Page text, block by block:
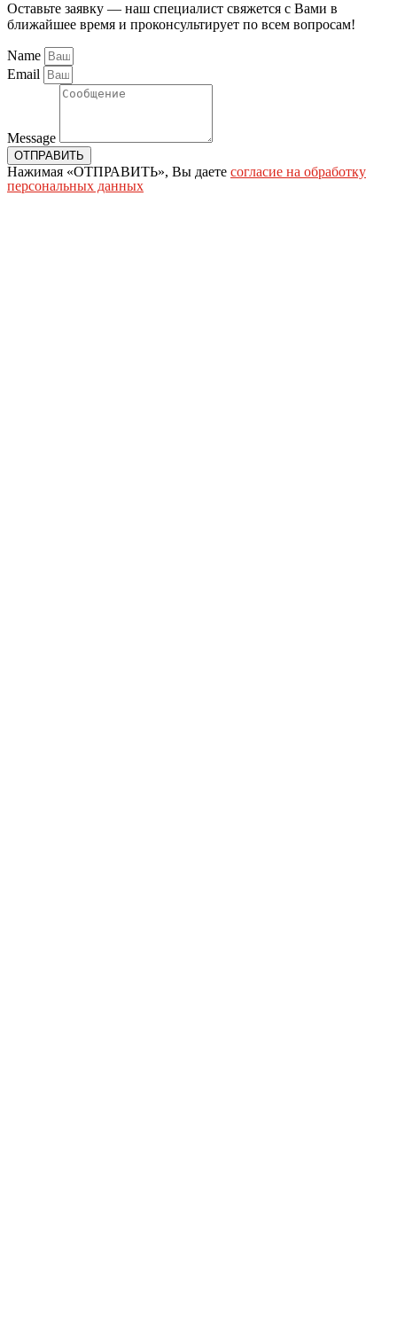
Оставьте заявку — наш специалист свяжется с Вами в
ближайшее время и проконсультирует по всем вопросам!
Name
Email
Message
ОТПРАВИТЬ
Нажимая «ОТПРАВИТЬ», Вы даете согласие на обработку
персональных данных